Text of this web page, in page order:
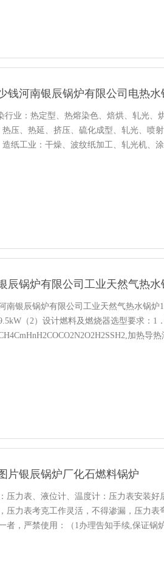
钱河南银辰锅炉有限公司电热水
行业：热定型、热熔染色、焙烘、轧光、
压、热延、挤压、硫化成型、轧光、喷
纸工业：干燥、波纹纸加工、轧光机、涂
辰锅炉有限公司工业天然气热水
南银辰锅炉有限公司工业天然气热水锅炉
（2）设计燃料及燃烧器选型要求：1
加热导
片银辰锅炉厂化石燃料锅炉
力表、液位计、温度计：压力表安装好
压力表考克工作灵活，不得渗漏，压力表
者，严禁使用：（1办理告知手续,保证